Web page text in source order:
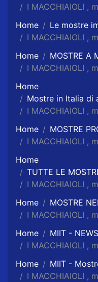
I MACCHIAIOLI ,
Home
Le mostre
I MACCHIAIOLI ,
Home
MOSTRE A
I MACCHIAIOLI ,
Home
Mostre in Italia di
I MACCHIAIOLI ,
Home
MOSTRE
I MACCHIAIOLI ,
Home
TUTTE LE
I MACCHIAIOLI ,
Home
MOSTRE
I MACCHIAIOLI ,
Home
MIIT -
I MACCHIAIOLI ,
Home
MIIT -
I MACCHIAIOLI ,